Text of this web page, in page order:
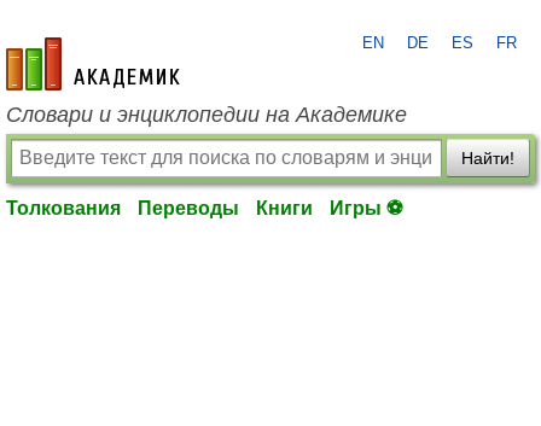
academic.ru
EN DE ES FR
Словари и энциклопедии на Академике
Найти!
Толкования Переводы Книги Игры ⚽